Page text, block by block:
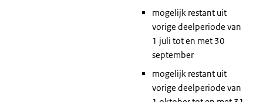
mogelijk restant uit
vorige deelperiode van
1 juli tot en met 30
september
mogelijk restant uit
vorige deelperiode van